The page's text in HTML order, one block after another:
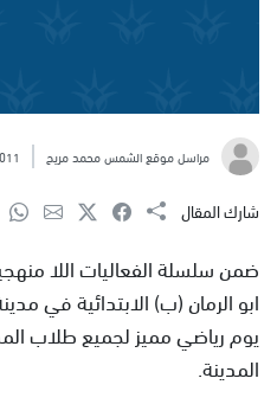
مراسل موقع الشمس محمد مريح
شارك المقال
ضمن سلسلة الفعاليات اللا
ابو الرمان (ب) الابتدائية في
يوم رياضي مميز لجميع طلاب
المدينة.